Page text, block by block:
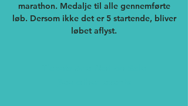
marathon. Medalje til alle gennemførte
løb. Dersom ikke det er 5 startende, bliver
løbet aflyst.